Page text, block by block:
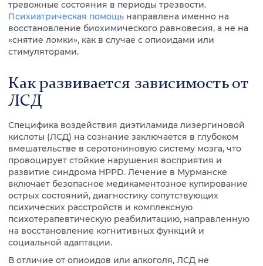
тревожные состояния в периоды трезвости.
Психиатрическая помощь направлена именно на
восстановление биохимического равновесия, а не на
«снятие ломки», как в случае с опиоидами или
стимуляторами.
Как развивается зависимость от
ЛСД
Специфика воздействия диэтиламида лизергиновой
кислоты (ЛСД) на сознание заключается в глубоком
вмешательстве в серотониновую систему мозга, что
провоцирует стойкие нарушения восприятия и
развитие синдрома HPPD. Лечение в Мурманске
включает безопасное медикаментозное купирование
острых состояний, диагностику сопутствующих
психических расстройств и комплексную
психотерапевтическую реабилитацию, направленную
на восстановление когнитивных функций и
социальной адаптации.
В отличие от опиоидов или алкоголя, ЛСД не